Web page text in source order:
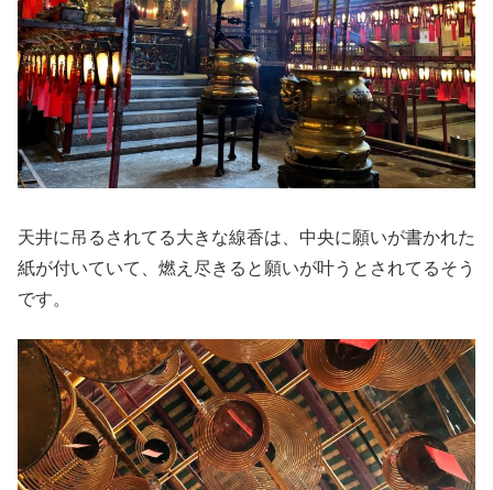
天井に吊るされてる大きな線香は、中央に願いが書かれた
紙が付いていて、燃え尽きると願いが叶うとされてるそう
です。